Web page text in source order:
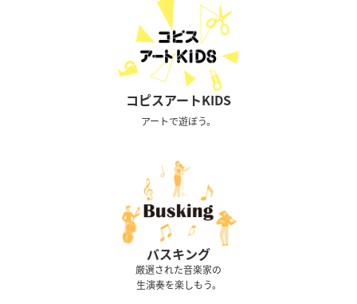
コピスアートKIDS
アートで遊ぼう。
バスキング
厳選された音楽家の
生演奏を楽しもう。